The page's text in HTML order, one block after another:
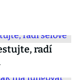
radí